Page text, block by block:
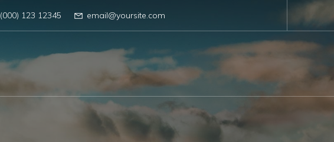
(000) 123 12345 email@yoursite.com